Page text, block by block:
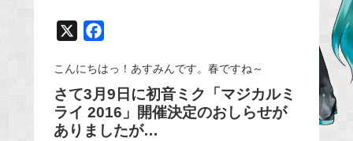
c
e
b
o
こんにちはっ！あすみんです。春ですね～
さて3月9日に初音ミク「マジカルミ
ライ 2016」開催決定のおしらせが
ありましたが…